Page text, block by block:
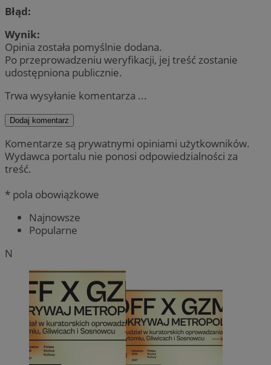
Błąd:
Wynik:
Opinia została pomyślnie dodana.
Po przeprowadzeniu weryfikacji, jej treść zostanie
udostępniona publicznie.
Trwa wysyłanie komentarza ...
Dodaj komentarz
Komentarze są prywatnymi opiniami użytkowników.
Wydawca portalu nie ponosi odpowiedzialności za
treść.
* pola obowiązkowe
Najnowsze
Popularne
N